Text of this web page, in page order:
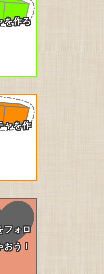
を作ろ
ャを作
フォロ
う！